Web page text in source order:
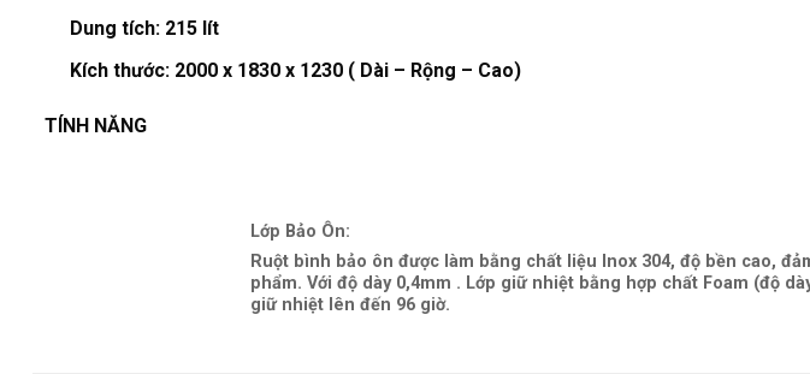
Dung tích:215 lít
Kích thước:2000 x 1830 x 1230 ( Dài – Rộng – Cao)
TÍNH NĂNG
Lớp Bảo Ôn:
Ruột bình bảo ôn được làm bằng chất liệu Inox 304, độ bền cao,
phẩm. Với độ dày 0,4mm . Lớp giữ nhiệt bằng hợp chất Foam (độ
giữ nhiệt lên đến 96 giờ.